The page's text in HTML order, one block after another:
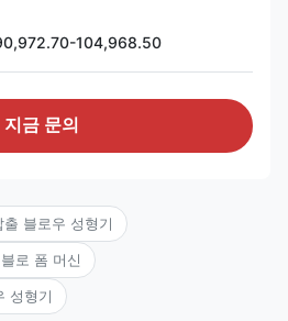
104,968.50
지금 문의
블로우 성형기
로 폼 머신
성형기